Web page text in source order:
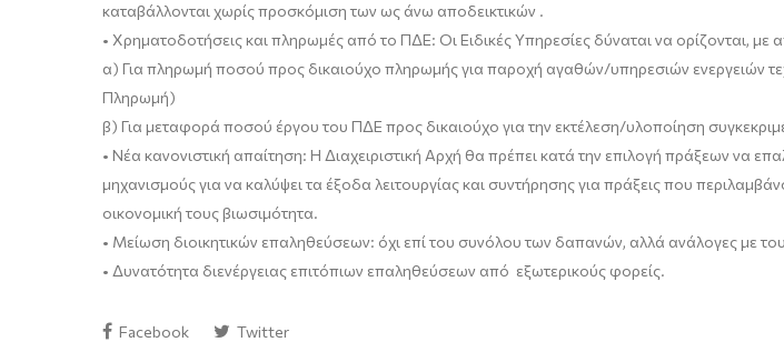
καταβάλλονται χωρίς προσκόμιση των ως άνω αποδεικτικών .
• Χρηματοδοτήσεις και πληρωμές από το ΠΔΕ: Οι Ειδικές Υπηρεσίες δύναται να ορίζονται,
α) Για πληρωμή ποσού προς δικαιούχο πληρωμής για παροχή αγαθών/υπηρεσιών ενεργειών
Πληρωμή)
β) Για μεταφορά ποσού έργου του ΠΔΕ προς δικαιούχο για την εκτέλεση/υλοποίηση
• Νέα κανονιστική απαίτηση: Η Διαχειριστική Αρχή θα πρέπει κατά την επιλογή πράξεων να
μηχανισμούς για να καλύψει τα έξοδα λειτουργίας και συντήρησης για πράξεις που
οικονομική τους βιωσιμότητα.
• Μείωση διοικητικών επαληθεύσεων: όχι επί του συνόλου των δαπανών, αλλά ανάλογες με
• Δυνατότητα διενέργειας επιτόπιων επαληθεύσεων από εξωτερικούς φορείς.
Facebook Twitter